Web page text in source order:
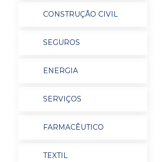
CONSTRUÇÃO CIVIL
SEGUROS
ENERGIA
SERVIÇOS
FARMACÊUTICO
TEXTIL